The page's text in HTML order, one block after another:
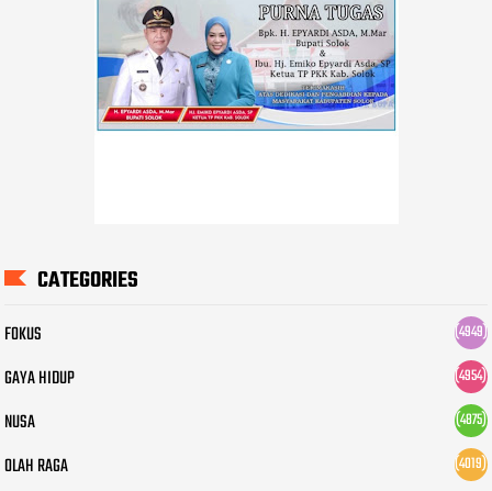
CATEGORIES
FOKUS (4949)
GAYA HIDUP (4954)
NUSA (4875)
OLAH RAGA (4019)